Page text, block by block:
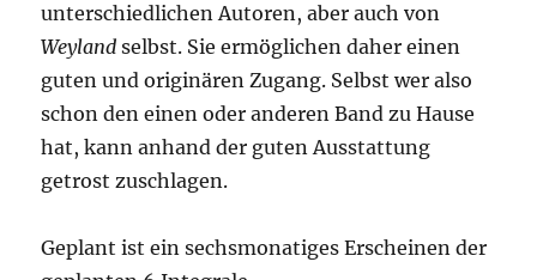
unterschiedlichen Autoren, aber auch von
Weyland selbst. Sie ermöglichen daher einen
guten und originären Zugang. Selbst wer also
schon den einen oder anderen Band zu Hause
hat, kann anhand der guten Ausstattung
getrost zuschlagen.
Geplant ist ein sechsmonatiges Erscheinen der